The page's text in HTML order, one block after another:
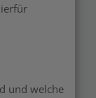
und welche